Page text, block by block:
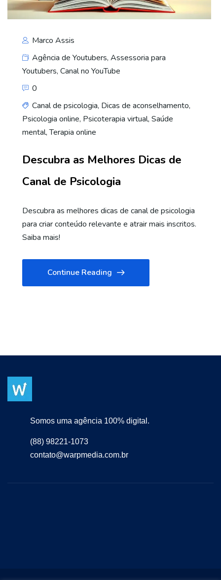
Marco Assis
Agência de Youtubers, Assessoria para
Youtubers, Canal no YouTube
0
Canal de psicologia, Dicas de aconselhamento,
Psicologia online, Psicoterapia virtual, Saúde
mental,Terapia online
Descubra as Melhores Dicas de
Canal de Psicologia
Descubra as melhores dicas de canal de psicologia
para criar conteúdo relevante e atrair mais inscritos.
Saiba mais!
Continue Reading
Somos uma agência 100% digital.
(88) 98221-1073
contato@warpmedia.com.br